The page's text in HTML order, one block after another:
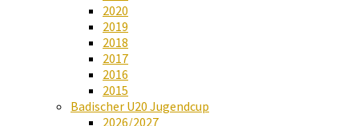
2020
2019
2018
2017
2016
2015
Badischer U20 Jugendcup
2026/2027